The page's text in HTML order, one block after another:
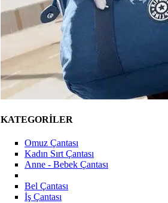
KATEGORİLER
Omuz Çantası
Kadın Sırt Çantası
Anne - Bebek Çantası
Bel Çantası
İş Çantası